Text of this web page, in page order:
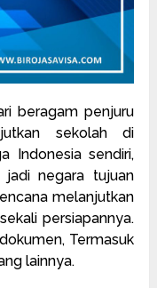
beragam penjuru
sekolah di
Indonesia sendiri,
negara tujuan
melanjutkan
persiapannya.
Termasuk
lainnya.